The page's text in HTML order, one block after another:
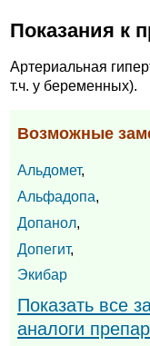
Показания к
Артериальная
т.ч. у беременных).
Возможные
Альдомет,
Альфадопа,
Допанол,
Допегит,
Экибар
Показать все
аналоги